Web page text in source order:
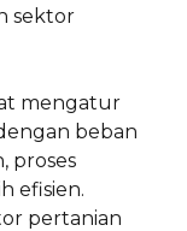
sektor
mengatur
beban
proses
efisien.
pertanian